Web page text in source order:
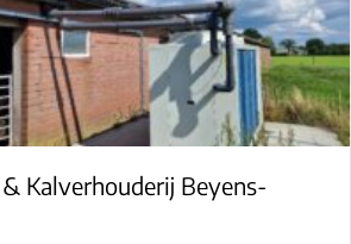
Kalverhouderij Beyens-